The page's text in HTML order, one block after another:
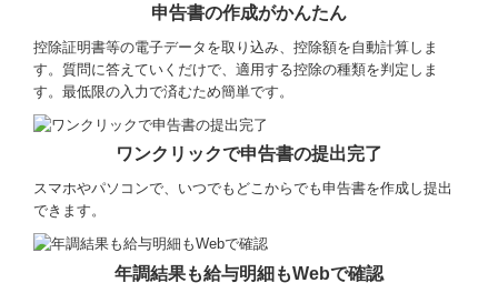
申告書の作成がかんたん
控除証明書等の電子データを取り込み、控除額を自動計算しま
す。質問に答えていくだけで、適用する控除の種類を判定しま
す。最低限の入力で済むため簡単です。
ワンクリックで申告書の提出完了
スマホやパソコンで、いつでもどこからでも申告書を作成し提出
できます。
年調結果も給与明細もWebで確認